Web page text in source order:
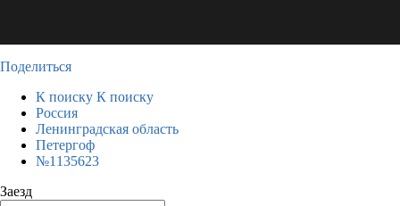
Поделиться
К поиску К поиску
Россия
Ленинградская область
Петергоф
№1135623
Заезд